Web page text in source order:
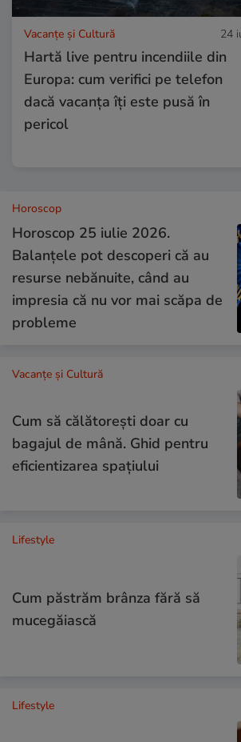
Vacanțe și Cultură 24
Hartă live pentru incendiile din
Europa: cum verifici pe telefon
dacă vacanța îți este pusă în
pericol
Horoscop
Horoscop 25 iulie 2026.
Balanțele pot descoperi că au
resurse nebănuite, când au
impresia că nu vor mai scăpa de
probleme
Vacanțe și Cultură
Cum să călătoreşti doar cu
bagajul de mână. Ghid pentru
eficientizarea spaţiului
Lifestyle
Cum păstrăm brânza fără să
mucegăiască
Lifestyle